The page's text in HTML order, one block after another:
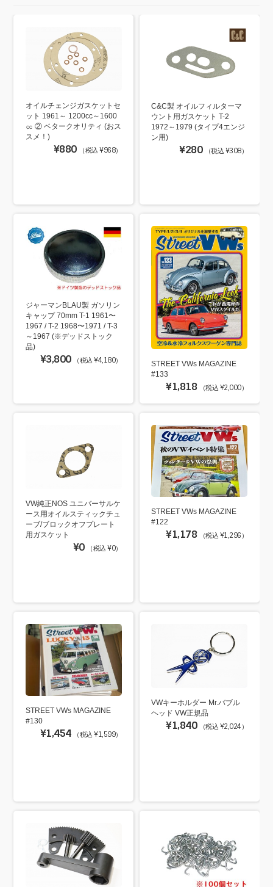
オイルチェンジガスケットセ
ット 1961～ 1200cc～1600
㏄ ② ベタークオリティ (おス
スメ！)
¥880 （税込 ¥968）
C&C製 オイルフィルターマ
ウント用ガスケット T-2
1972～1979 (タイプ4エンジ
ン用)
¥280 （税込 ¥308）
ジャーマンBLAU製 ガソリン
キャップ 70mm T-1 1961〜
1967 / T-2 1968〜1971 / T-3
～1967 (※デッドストック
品)
¥3,800 （税込 ¥4,180）
STREET VWs MAGAZINE
#133
¥1,818 （税込 ¥2,000）
VW純正NOS ユニバーサルケ
ース用オイルスティックチュ
ーブ/ブロックオフプレート
用ガスケット
¥0 （税込 ¥0）
STREET VWs MAGAZINE
#122
¥1,178 （税込 ¥1,296）
STREET VWs MAGAZINE
#130
¥1,454 （税込 ¥1,599）
VWキーホルダー Mr.バブル
ヘッド VW正規品
¥1,840 （税込 ¥2,024）